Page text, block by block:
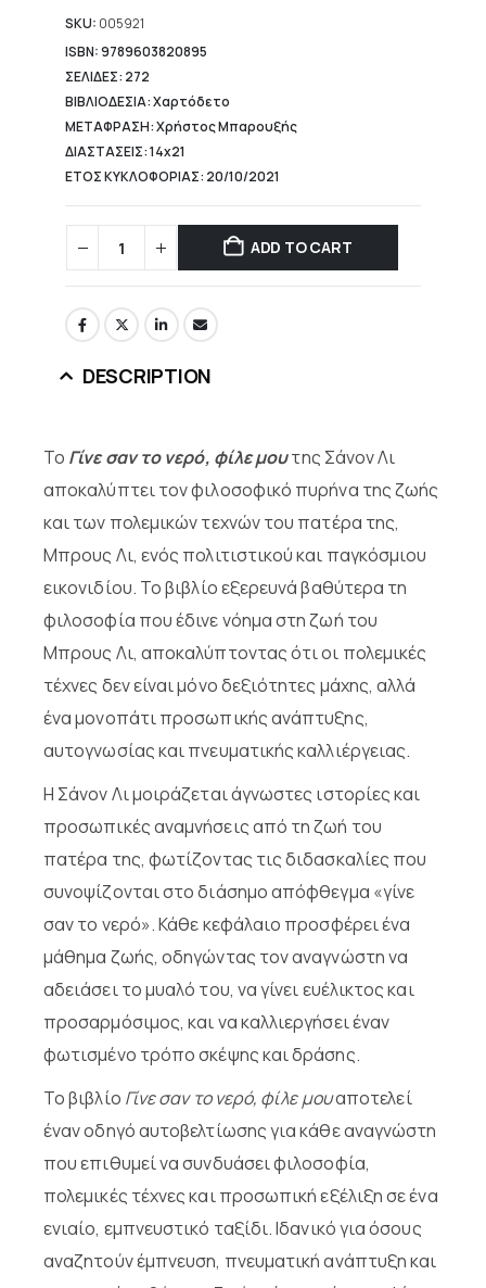
SKU: 005921
ISBN: 9789603820895
ΣΕΛΙΔΕΣ: 272
ΒΙΒΛΙΟΔΕΣΙΑ: Χαρτόδετο
ΜΕΤΑΦΡΑΣΗ: Χρήστος Μπαρουξής
ΔΙΑΣΤΑΣΕΙΣ: 14x21
ΕΤΟΣ ΚΥΚΛΟΦΟΡΙΑΣ: 20/10/2021
ADD TO CART
DESCRIPTION
Το Γίνε σαν το νερό, φίλε μουτης Σάνον Λι
αποκαλύπτει τον φιλοσοφικό πυρήνα της ζωής
και των πολεμικών τεχνών του πατέρα της,
Μπρους Λι, ενός πολιτιστικού και παγκόσμιου
εικονιδίου. Το βιβλίο εξερευνά βαθύτερα τη
φιλοσοφία που έδινε νόημα στη ζωή του
Μπρους Λι, αποκαλύπτοντας ότι οι πολεμικές
τέχνες δεν είναι μόνο δεξιότητες μάχης, αλλά
ένα μονοπάτι προσωπικής ανάπτυξης,
αυτογνωσίας και πνευματικής καλλιέργειας.
Η Σάνον Λι μοιράζεται άγνωστες ιστορίες και
προσωπικές αναμνήσεις από τη ζωή του
πατέρα της, φωτίζοντας τις διδασκαλίες που
συνοψίζονται στο διάσημο απόφθεγμα «γίνε
σαν το νερό». Κάθε κεφάλαιο προσφέρει ένα
μάθημα ζωής, οδηγώντας τον αναγνώστη να
αδειάσει το μυαλό του, να γίνει ευέλικτος και
προσαρμόσιμος, και να καλλιεργήσει έναν
φωτισμένο τρόπο σκέψης και δράσης.
Το βιβλίο Γίνε σαν το νερό, φίλε μουαποτελεί
έναν οδηγό αυτοβελτίωσης για κάθε αναγνώστη
που επιθυμεί να συνδυάσει φιλοσοφία,
πολεμικές τέχνες και προσωπική εξέλιξη σε ένα
ενιαίο, εμπνευστικό ταξίδι. Ιδανικό για όσους
αναζητούν έμπνευση, πνευματική ανάπτυξη και